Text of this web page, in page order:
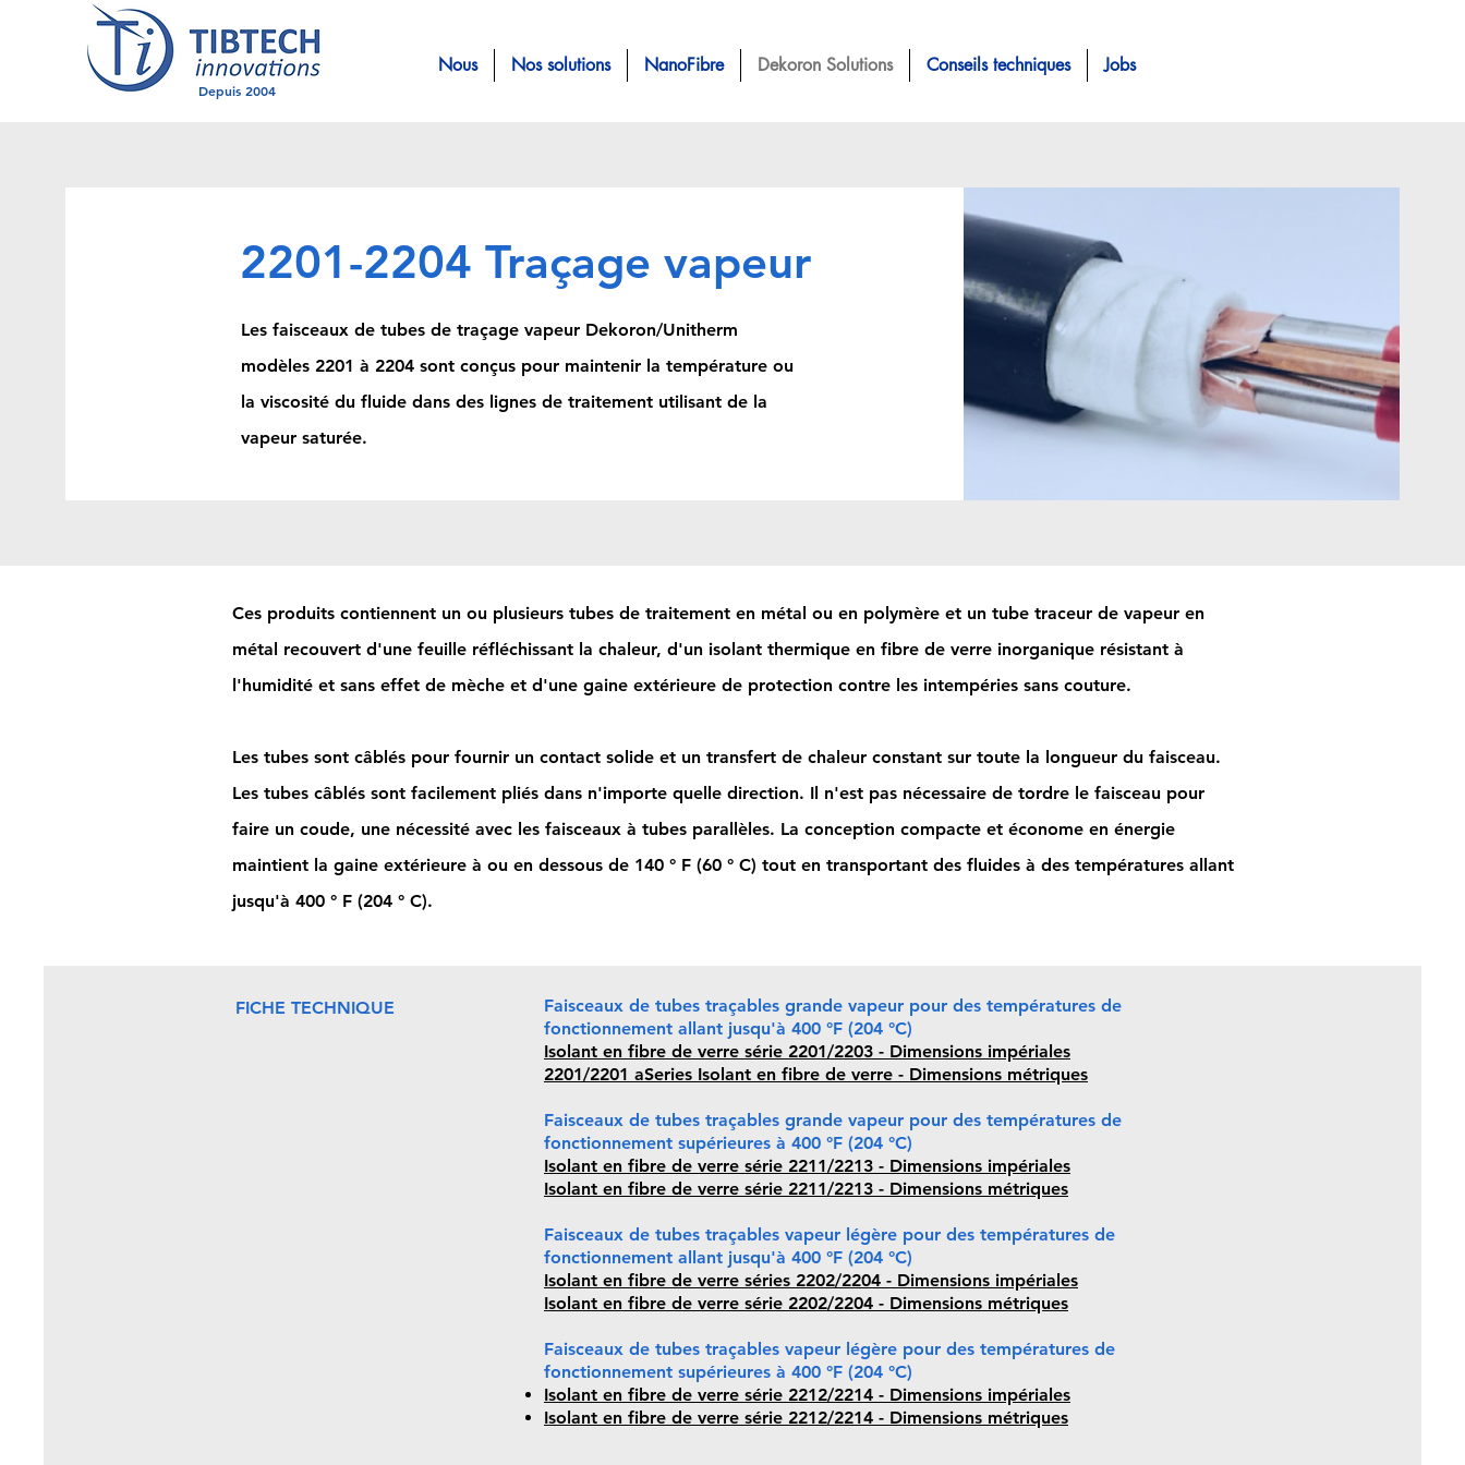
Nous Nos solutions NanoFibre Dekoron Solutions Conseils techniques Jobs
Depuis 2004
2201-2204 Traçage vapeur
Les faisceaux de tubes de traçage vapeur Dekoron/Unitherm
modèles 2201 à 2204 sont conçus pour maintenir la température ou
la viscosité du fluide dans des lignes de traitement utilisant de la
vapeur saturée.
Ces produits contiennent un ou plusieurs tubes de traitement en métal ou en polymère et un tube traceur de vapeur en
métal recouvert d'une feuille réfléchissant la chaleur, d'un isolant thermique en fibre de verre inorganique résistant à
l'humidité et sans effet de mèche et d'une gaine extérieure de protection contre les intempéries sans couture.
Les tubes sont câblés pour fournir un contact solide et un transfert de chaleur constant sur toute la longueur du faisceau.
Les tubes câblés sont facilement pliés dans n'importe quelle direction. Il n'est pas nécessaire de tordre le faisceau pour
faire un coude, une nécessité avec les faisceaux à tubes parallèles. La conception compacte et économe en énergie
maintient la gaine extérieure à ou en dessous de 140 ° F (60 ° C) tout en transportant des fluides à des températures allant
jusqu'à 400 ° F (204 ° C).
FICHE TECHNIQUE
Faisceaux de tubes traçables grande vapeur pour des températures de
fonctionnement allant jusqu'à 400 °F (204 °C)
Isolant en fibre de verre série 2201/2203 - Dimensions impériales
2201/2201 aSeries Isolant en fibre de verre - Dimensions métriques
Faisceaux de tubes traçables grande vapeur pour des températures de
fonctionnement supérieures à 400 °F (204 °C)
Isolant en fibre de verre série 2211/2213 - Dimensions impériales
Isolant en fibre de verre série 2211/2213 - Dimensions métriques
Faisceaux de tubes traçables vapeur légère pour des températures de
fonctionnement allant jusqu'à 400 °F (204 °C)
Isolant en fibre de verre séries 2202/2204 - Dimensions impériales
Isolant en fibre de verre série 2202/2204 - Dimensions métriques
Faisceaux de tubes traçables vapeur légère pour des températures de
fonctionnement supérieures à 400 °F (204 °C)
Isolant en fibre de verre série 2212/2214 - Dimensions impériales
Isolant en fibre de verre série 2212/2214 - Dimensions métriques